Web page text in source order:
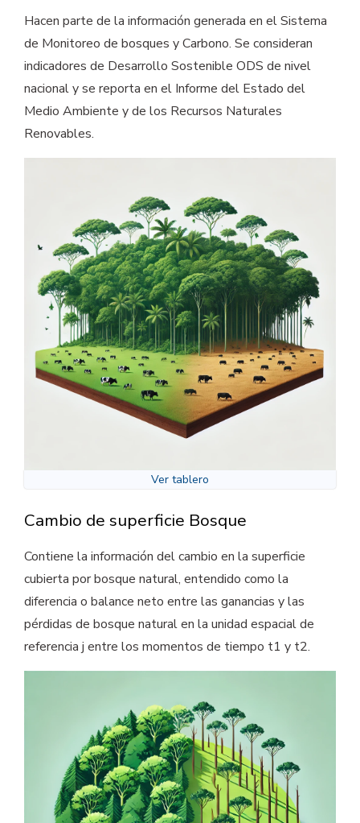
Hacen parte de la información generada en el Sistema
de Monitoreo de bosques y Carbono. Se consideran
indicadores de Desarrollo Sostenible ODS de nivel
nacional y se reporta en el Informe del Estado del
Medio Ambiente y de los Recursos Naturales
Renovables.
Ver tablero
Cambio de superficie Bosque
Contiene la información del cambio en la superficie
cubierta por bosque natural, entendido como la
diferencia o balance neto entre las ganancias y las
pérdidas de bosque natural en la unidad espacial de
referencia j entre los momentos de tiempo t1 y t2.